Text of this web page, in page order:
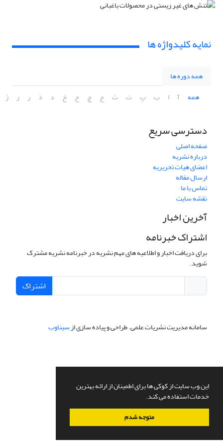
این وب سایت از کوکی ها برای اطمینان از ارائه بهترین
خدمات استفاده می کند.
متوجه شدم
نمایه کلیدواژه ها
همه دوره ها
همه
آ ا ب پ ت ث ج چ ح خ د ذ ر ز ژ
دسترسی سریع
صفحه اصلی
درباره نشریه
اعضای هیات تحریریه
ارسال مقاله
تماس با ما
نقشه سایت
آخرین اخبار
اشتراک خبرنامه
برای دریافت اخبار و اطلاعیه های مهم نشریه در خبرنامه نشریه مشترک
شوید.
اشتراک
سامانه مدیریت نشریات علمی.طراحی و پیاده سازی ازسیناوب